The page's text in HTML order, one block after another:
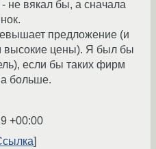
вякал бы, а сначала
предложение (и
высокие цены). Я был бы
если бы таких фирм
больше.
+00:00